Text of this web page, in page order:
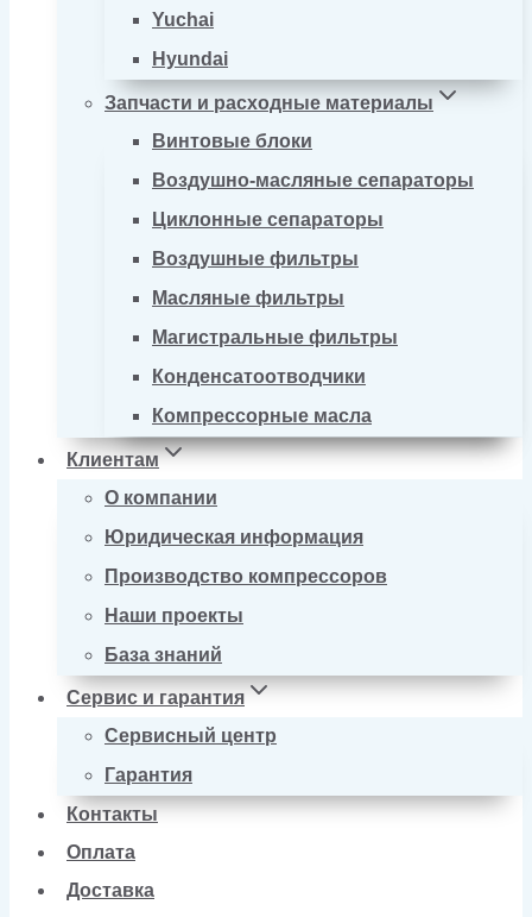
Yuchai
Hyundai
Запчасти и расходные материалы
Винтовые блоки
Воздушно-масляные сепараторы
Циклонные сепараторы
Воздушные фильтры
Масляные фильтры
Магистральные фильтры
Конденсатоотводчики
Компрессорные масла
Клиентам
О компании
Юридическая информация
Производство компрессоров
Наши проекты
База знаний
Сервис и гарантия
Сервисный центр
Гарантия
Контакты
Оплата
Доставка